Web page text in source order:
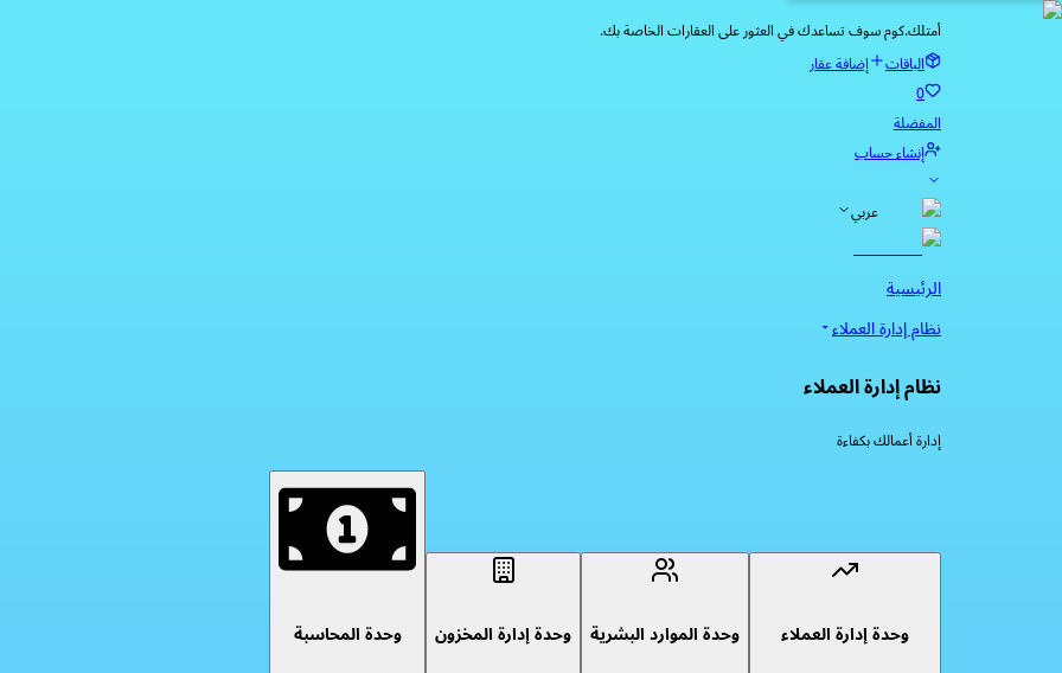
أمتلك.كوم سوف تساعدك في العثور على العقارات الخاصة بك.
الباقات إضافة عقار
0
المفضلة
إنشاء حساب
عربي
الرئيسية
نظام إدارة العملاء
نظام إدارة العملاء
إدارة أعمالك بكفاءة
وحدة إدارة العملاء وحدة الموارد البشرية وحدة إدارة المخزون وحدة المحاسبة